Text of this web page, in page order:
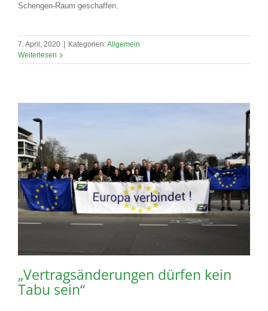
Schengen-Raum geschaffen.
7. April, 2020 | Kategorien:Allgemein
Weiterlesen
„Vertragsänderungen dürfen kein
Tabu sein“